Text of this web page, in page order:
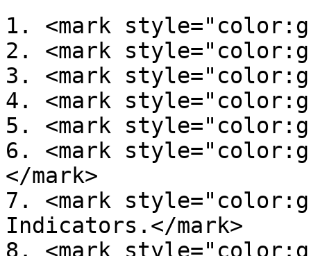
1. <mark
2. <mark
3. <mark
4. <mark
5. <mark
6. <mark
</mark>
7. <mark
Indicators.</mark>
8. <mark